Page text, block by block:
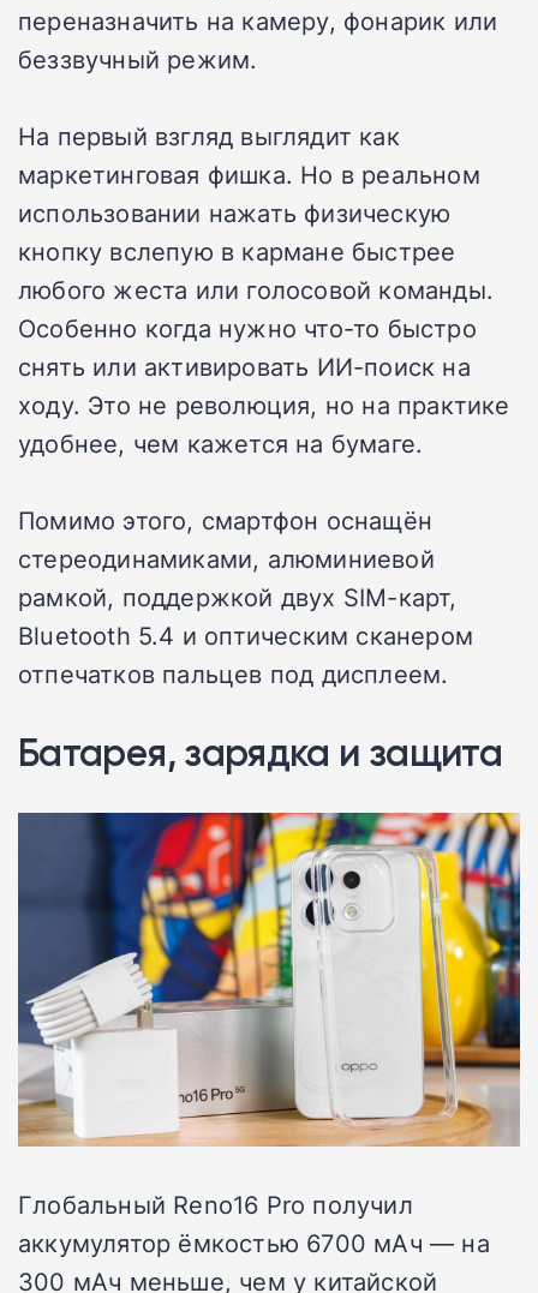
переназначить на камеру, фонарик или
беззвучный режим.
На первый взгляд выглядит как
маркетинговая фишка. Но в реальном
использовании нажать физическую
кнопку вслепую в кармане быстрее
любого жеста или голосовой команды.
Особенно когда нужно что-то быстро
снять или активировать ИИ-поиск на
ходу. Это не революция, но на практике
удобнее, чем кажется на бумаге.
Помимо этого, смартфон оснащён
стереодинамиками, алюминиевой
рамкой, поддержкой двух SIM-карт,
Bluetooth 5.4 и оптическим сканером
отпечатков пальцев под дисплеем.
Батарея, зарядка и защита
Глобальный Reno16 Pro получил
аккумулятор ёмкостью 6700 мАч — на
300 мАч меньше, чем у китайской